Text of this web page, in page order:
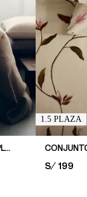
CONJUNTO FUNDA DE DUVET DE DOS PLAZAS DE MUSELINA
1.5 PLAZA
PRICE:
S/ 199